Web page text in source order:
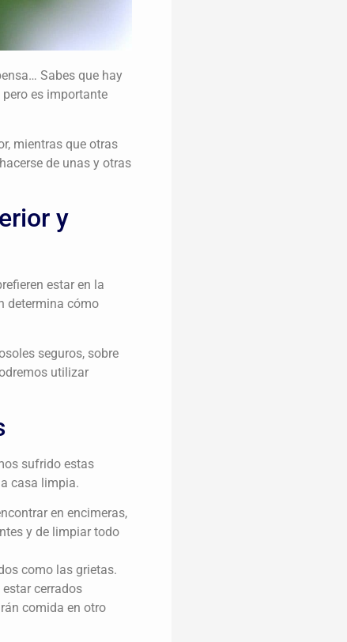
Sabes que hay
es importante
mientras que otras
de unas y otras
y
estar en la
determina cómo
seguros, sobre
utilizar
sufrido estas
casa limpia.
en encimeras,
y de limpiar todo
como las grietas.
cerrados
comida en otro